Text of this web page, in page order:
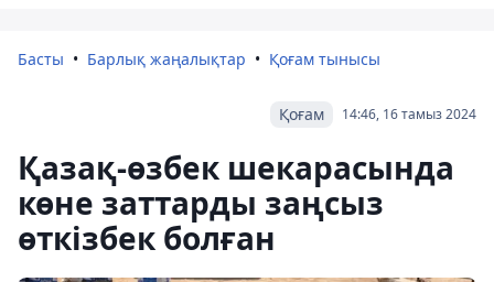
Басты Барлық жаңалықтар Қоғам тынысы
14:46, 16 тамыз 2024
Қоғам
Қазақ-өзбек шекарасында
көне заттарды заңсыз
өткізбек болған